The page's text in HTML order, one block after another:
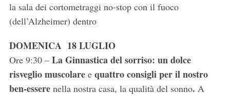
la sala dei cortometraggi no-stop con il fuoco
(dell’Alzheimer) dentro
DOMENICA 18 LUGLIO
Ore 9:30 – La Ginnastica del sorriso: un dolce
risveglio muscolare e quattro consigli per il nostro
ben-esserenella nostra casa, la qualità del sonno. A